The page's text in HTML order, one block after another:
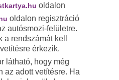
oldalon
oldalon regisztráció
autósmozi-felületre.
a rendszámát kell
érkezik.
látható, hogy még
az adott vetítésre. Ha